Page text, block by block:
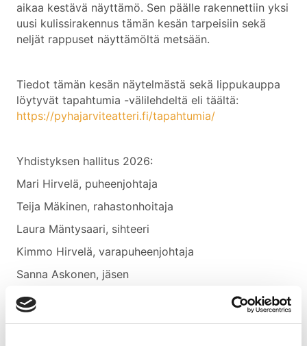
aikaa kestävä näyttämö. Sen päälle rakennettiin yksi
uusi kulissirakennus tämän kesän tarpeisiin sekä
neljät rappuset näyttämöltä metsään.
Tiedot tämän kesän näytelmästä sekä lippukauppa
löytyvät tapahtumia -välilehdeltä eli täältä:
https://pyhajarviteatteri.fi/tapahtumia/
Yhdistyksen hallitus 2026:
Mari Hirvelä, puheenjohtaja
Teija Mäkinen, rahastonhoitaja
Laura Mäntysaari, sihteeri
Kimmo Hirvelä, varapuheenjohtaja
Sanna Askonen, jäsen
Tarvo Kerge, jäsen